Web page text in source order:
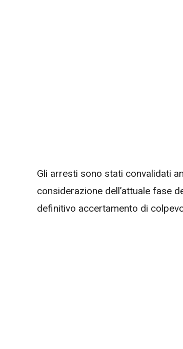
Gli arresti sono stati convalidati
considerazione dell’attuale fase
definitivo accertamento di